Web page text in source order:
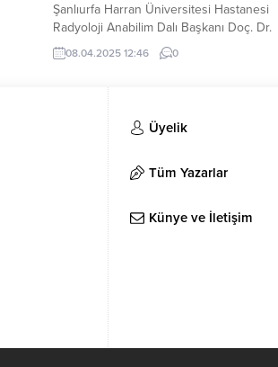
Şanlıurfa Harran Üniversitesi Hastanesi
Radyoloji Anabilim Dalı Başkanı Doç. Dr.
Veysel Kaya, Hemoroid (Basur)
hastalığının tedavisinde ameliyatsız
başladıklarını belirtti.Yaptığı başarılı
operasyonlar ve yenilikçi çalışmalarla
adından sıkça söz ettiren Harran
Üniversitesi Hastanesi, “Girişimsel
Radyoloji Ünitesi” ile Hemoroid (Basur)
hastalığının tedavisinde ameliyatsız
anjiografi yöntemini uygulayarak,
hastaların sağlığına kavuşmalarını
08.04.2025 12:46 0
Üyelik
Tüm Yazarlar
Künye ve İletişim